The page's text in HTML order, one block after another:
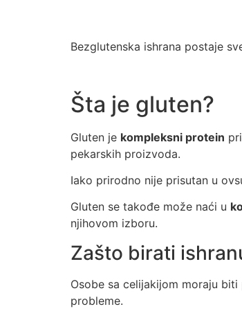
Bezglutenska ishrana postaje
Šta je gluten?
Gluten je kompleksni protein
pekarskih proizvoda.
Iako prirodno nije prisutan u
Gluten se takođe može naći u
njihovom izboru.
Zašto birati
Osobe sa celijakijom moraju
probleme.